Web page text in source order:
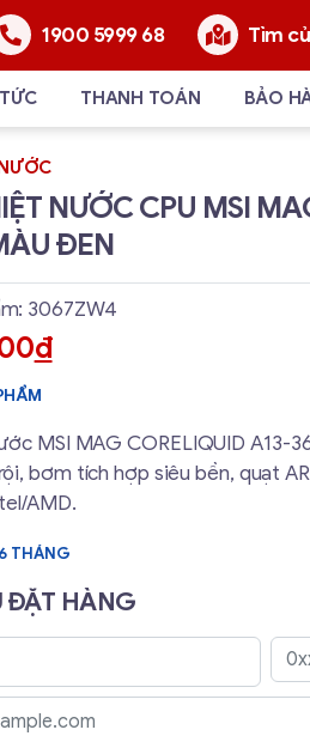
1900 5999 68 Tìm
THANH TOÁN BẢO
NƯỚC CPU MSI
ĐEN
3067ZW4
đ
MSI MAG CORELIQUID
bơm tích hợp siêu bền, quạt
AMD.
THÁNG
ĐẶT HÀNG